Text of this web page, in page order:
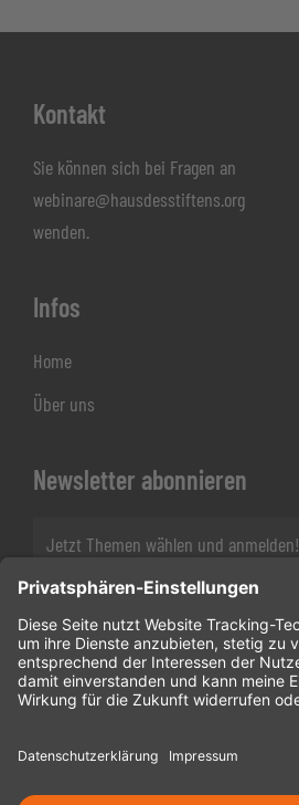
FooterKontakt
Sie können sich bei Fragen an
webinare@hausdesstiftens.org
wenden.
Infos
Home
Über uns
Newsletter abonnieren
Jetzt Themen wählen und anmelden!
Folgen Sie uns